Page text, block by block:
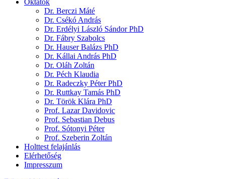
Oktatók
Dr. Berczi Máté
Dr. Csékó András
Dr. Erdélyi László Sándor PhD
Dr. Fábry Szabolcs
Dr. Hauser Balázs PhD
Dr. Kállai András PhD
Dr. Oláh Zoltán
Dr. Péch Klaudia
Dr. Radeczky Péter PhD
Dr. Ruttkay Tamás PhD
Dr. Török Klára PhD
Prof. Lazar Davidovic
Prof. Sebastian Debus
Prof. Sótonyi Péter
Prof. Szeberin Zoltán
Holttest felajánlás
Elérhetőség
Impresszum